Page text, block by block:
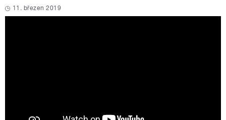
11. březen 2019